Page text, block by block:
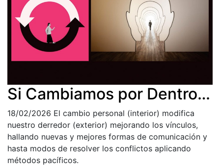
Si Cambiamos por Dentro…
18/02/2026 El cambio personal (interior) modifica
nuestro derredor (exterior) mejorando los vínculos,
hallando nuevas y mejores formas de comunicación y
hasta modos de resolver los conflictos aplicando
métodos pacíficos.